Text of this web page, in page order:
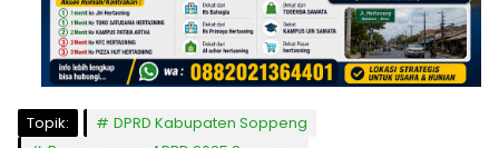
Topik:
DPRD Kabupaten Soppeng